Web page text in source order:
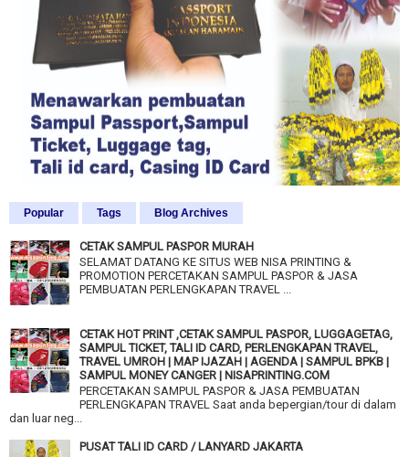
Popular Tags Blog Archives
CETAK SAMPUL PASPOR MURAH
SELAMAT DATANG KE SITUS WEB NISA PRINTING &
PROMOTION PERCETAKAN SAMPUL PASPOR & JASA
PEMBUATAN PERLENGKAPAN TRAVEL ...
CETAK HOT PRINT ,CETAK SAMPUL PASPOR, LUGGAGETAG,
SAMPUL TICKET, TALI ID CARD, PERLENGKAPAN TRAVEL,
TRAVEL UMROH | MAP IJAZAH | AGENDA | SAMPUL BPKB |
SAMPUL MONEY CANGER | NISAPRINTING.COM
PERCETAKAN SAMPUL PASPOR & JASA PEMBUATAN
PERLENGKAPAN TRAVEL Saat anda bepergian/tour di dalam
dan luar neg...
PUSAT TALI ID CARD / LANYARD JAKARTA